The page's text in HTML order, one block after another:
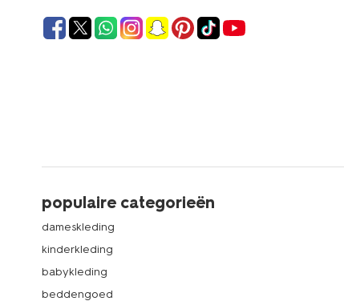
populaire categorieën
dameskleding
kinderkleding
babykleding
beddengoed